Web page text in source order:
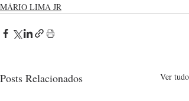
MÁRIO LIMA JR
Posts Relacionados Ver tudo